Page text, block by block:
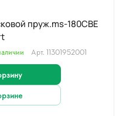
пруж.ms-180CBE
Арт. 11301952001